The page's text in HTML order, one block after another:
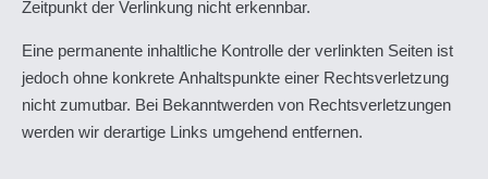
Zeitpunkt der Verlinkung nicht erkennbar.
Eine permanente inhaltliche Kontrolle der verlinkten Seiten ist
jedoch ohne konkrete Anhaltspunkte einer Rechtsverletzung
nicht zumutbar. Bei Bekanntwerden von Rechtsverletzungen
werden wir derartige Links umgehend entfernen.